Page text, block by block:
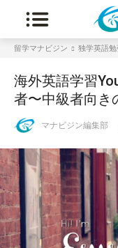
留学マナビジン 独学英語
海外英語学習
者〜中級者向き
マナビジン編集部